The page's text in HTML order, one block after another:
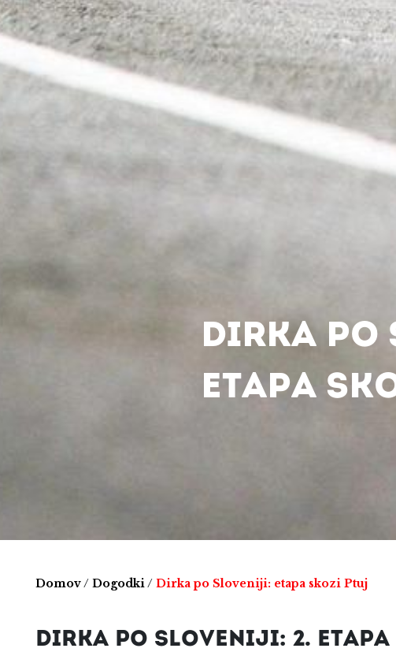
DIRKA PO
ETAPA
Domov/ Dogodki/ Dirka po Sloveniji: etapa skozi Ptuj
DIRKA PO SLOVENIJI: 2. ETAPA